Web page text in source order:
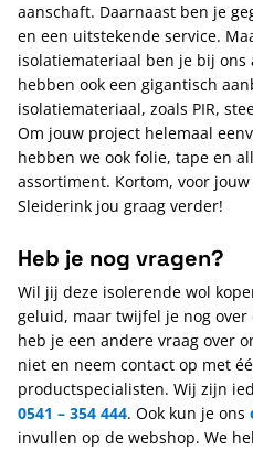
aanschaft. Daarnaast ben je
en een uitstekende service.
isolatiemateriaal ben je bij
hebben ook een gigantisch
isolatiemateriaal, zoals PIR,
Om jouw project helemaal
hebben we ook folie, tape en
assortiment. Kortom, voor
Sleiderink jou graag verder!
Heb je nog vragen?
Wil jij deze isolerende wol
geluid, maar twijfel je nog
heb je een andere vraag over
niet en neem contact op met
productspecialisten. Wij zijn
0541 – 354 444. Ook kun je ons
invullen op de webshop. We